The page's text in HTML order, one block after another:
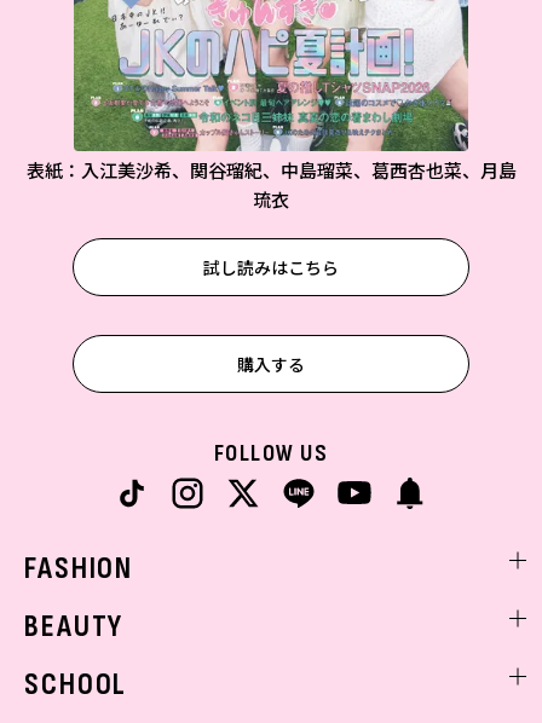
表紙：入江美沙希、関谷瑠紀、中島瑠菜、葛西杏也菜、月島
琉衣
試し読みはこちら
購入する
FOLLOW US
FASHION
着回し
BEAUTY
SCHOOL